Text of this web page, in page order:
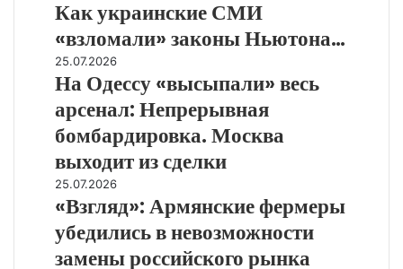
в
уничтожения
глобальной
цифровой
инфраструктуры»
украинские
«взломали»
законы
Ньютона…
Как украинские СМИ
«взломали» законы Ньютона…
На
Одессу
«высыпали»
весь
арсенал:
бомбардировка.
Москва
выходит
из
сделки
25.07.2026
На Одессу «высыпали» весь
арсенал: Непрерывная
бомбардировка. Москва
выходит из сделки
«Взгляд»:
Армянские
убедились
в
25.07.2026
«Взгляд»: Армянские фермеры
убедились в невозможности
замены российского рынка